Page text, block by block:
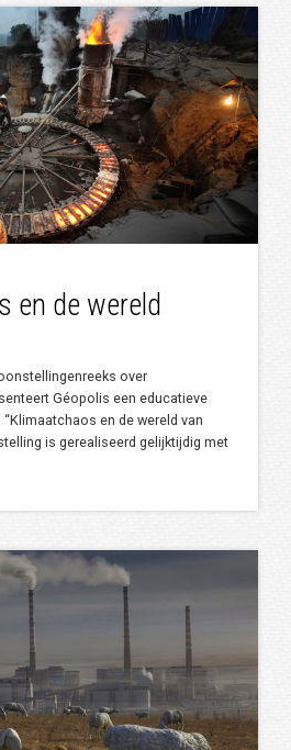
en de wereld
over
Géopolis een educatieve
en de wereld van
is gerealiseerd gelijktijdig met